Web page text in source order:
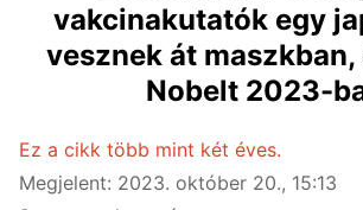
vakcinakutatók egy
vesznek át maszkban,
Nobelt 2023-
Ez a cikk több mint két éves.
Megjelent: 2023. október 20., 15:13